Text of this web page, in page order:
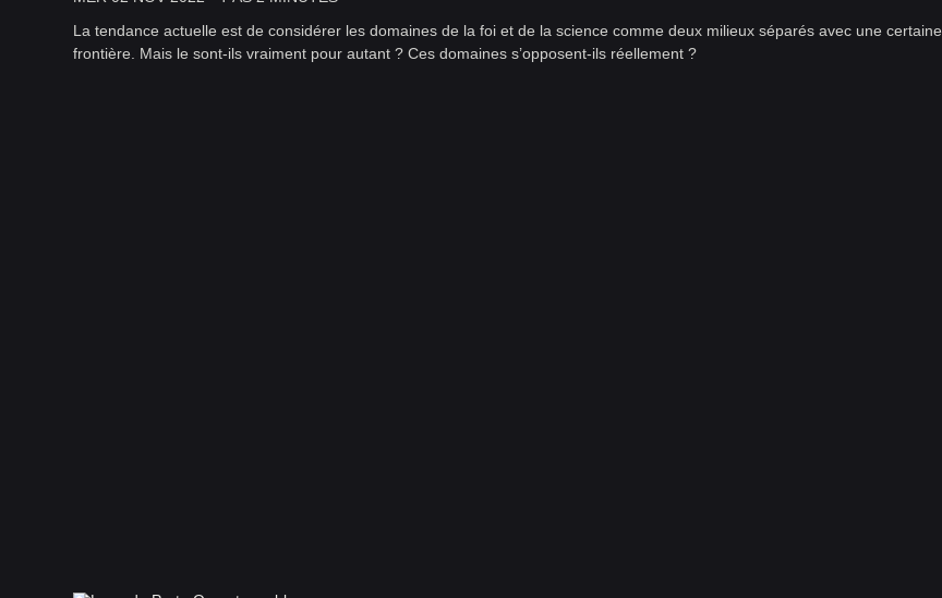
La tendance actuelle est de considérer les domaines de la foi et de la science comme deux milieux séparés avec une certaine
frontière. Mais le sont-ils vraiment pour autant ? Ces domaines s’opposent-ils réellement ?